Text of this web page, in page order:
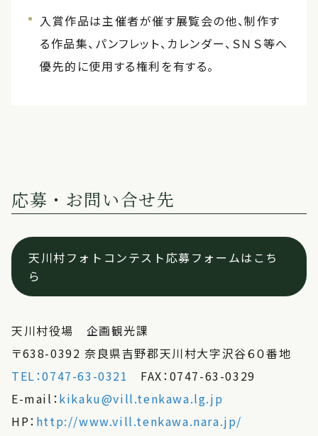
入賞作品は主催者が催す展覧会の他、制作す
る作品集、パンフレット、カレンダー、ＳＮＳ等へ
優先的に使用する権利を有する。
応募・お問い合せ先
天川村フォトコンテスト応募フォームはこち
ら
天川村役場 企画観光課
〒638-0392 奈良県吉野郡天川村大字沢谷６０番地
TEL：0747-63-0321
FAX：0747-63-0329
E-mail：kikaku@vill.tenkawa.lg.jp
HP： http://www.vill.tenkawa.nara.jp/